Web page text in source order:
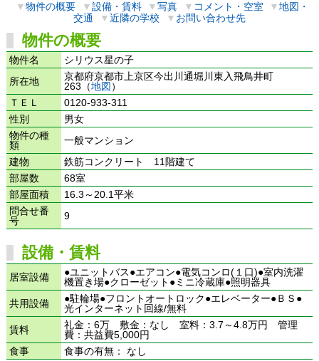
▼物件の概要 ▼設備・賃料 ▼写真 ▼ コメント・空室 ▼地図・
交通
▼近隣の学校 ▼ お問い合わせ先
物件の概要
物件名
シリウス星の子
所在地
京都府京都市上京区今出川通堀川東入飛鳥井町
263（地図 ）
ＴＥＬ
0120-933-311
性別
男女
物件の種
類
一般マンション
建物
鉄筋コンクリート 11階建て
部屋数
68室
部屋面積
16.3～20.1平米
問合せ番
号
9
設備・賃料
居室設備
●ユニットバス●エアコン●電気コンロ(１口)●室内洗濯
機置き場●クローゼット●ミニ冷蔵庫●照明器具
共用設備
●駐輪場●フロントオートロック●エレベーター●ＢＳ●
光インターネット回線/無料
賃料
礼金：6万 敷金：なし 室料：3.7～4.8万円 管理
費：共益費5,000円
食事
食事の有無： なし